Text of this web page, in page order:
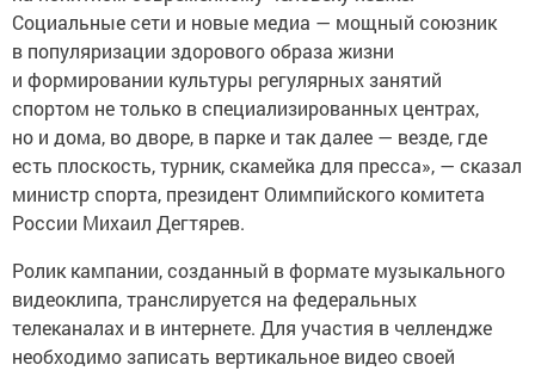
Социальные сети и новые медиа — мощный союзник
в популяризации здорового образа жизни
и формировании культуры регулярных занятий
спортом не только в специализированных центрах,
но и дома, во дворе, в парке и так далее — везде, где
есть плоскость, турник, скамейка для пресса», — сказал
министр спорта, президент Олимпийского комитета
России Михаил Дегтярев.
Ролик кампании, созданный в формате музыкального
видеоклипа, транслируется на федеральных
телеканалах и в интернете. Для участия в челлендже
необходимо записать вертикальное видео своей